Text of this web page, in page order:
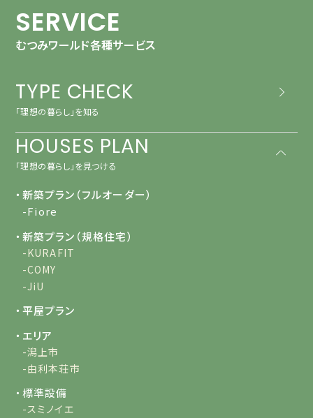
SERVICE
むつみワールド各種サービス
TYPE CHECK
「理想の暮らし」を知る
HOUSES PLAN
「理想の暮らし」を見つける
・新築プラン（フルオーダー）
-Fiore
・新築プラン（規格住宅）
-KURAFIT
-COMY
-JiU
・平屋プラン
・エリア
-潟上市
-由利本荘市
・標準設備
-スミノイエ